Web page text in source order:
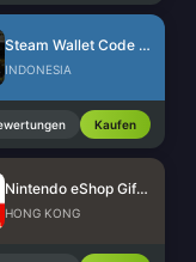
Steam Wallet Code (IDR)
INDONESIA
Kaufen
Nintendo eShop Gift Card (HK)
HONG KONG